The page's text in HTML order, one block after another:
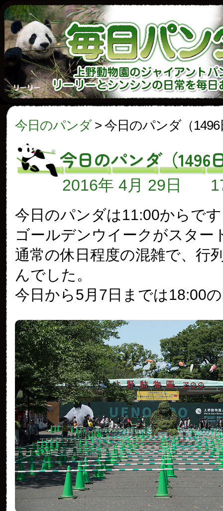
今日のパンダ> 今日のパンダ（1496
今日のパンダ（1496
2016年 4月 29日
今日のパンダは11:00からで
ゴールデンウイークがスター
通常の休日程度の混雑で、行
んでした。
今日から5月7日までは18:00